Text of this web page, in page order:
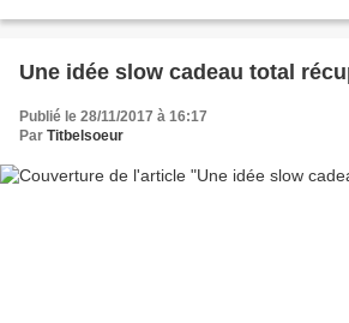
Une idée slow cadeau total
Publié le 28/11/2017 à 16:17
Par Titbelsoeur